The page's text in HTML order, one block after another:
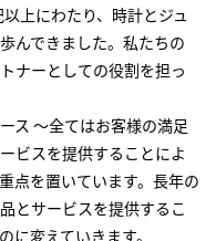
上にわたり、時計とジュ
んできました。私たちの
ナーとしての役割を担っ
ス ～全てはお客様の満足
ビスを提供することによ
点を置いています。長年の
とサービスを提供するこ
に変えていきます。